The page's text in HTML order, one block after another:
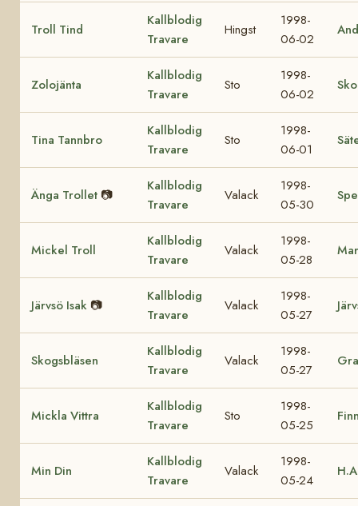
Troll Tind
Kallblodig
Travare
Hingst
1998-
06-02
Zolojänta
Kallblodig
Travare
Sto
1998-
06-02
Tina Tannbro
Kallblodig
Travare
Sto
1998-
06-01
Änga Trollet 📷
Kallblodig
Travare
Valack
1998-
05-30
Mickel Troll
Kallblodig
Travare
Valack
1998-
05-28
Järvsö Isak 📷
Kallblodig
Travare
Valack
1998-
05-27
Skogsbläsen
Kallblodig
Travare
Valack
1998-
05-27
Mickla Vittra
Kallblodig
Travare
Sto
1998-
05-25
Min Din
Kallblodig
Travare
Valack
1998-
05-24